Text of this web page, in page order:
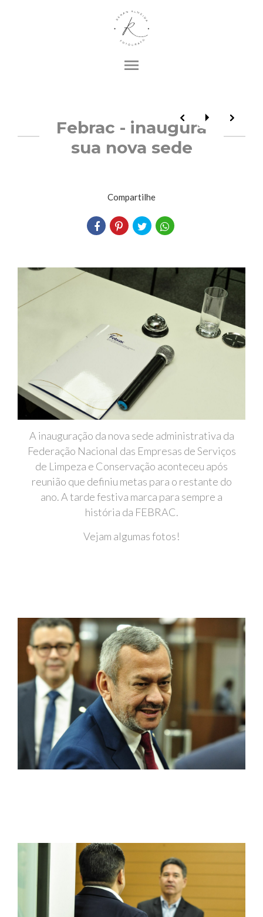
menu
Febrac - inaugura
sua nova sede
Compartilhe
A inauguração da nova sede administrativa da
Federação Nacional das Empresas de Serviços
de Limpeza e Conservação aconteceu após
reunião que definiu metas para o restante do
ano. A tarde festiva marca para sempre a
história da FEBRAC.
Vejam algumas fotos!